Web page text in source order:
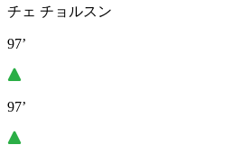
チェ チョルスン
97’
97’